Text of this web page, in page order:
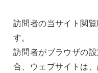
訪問者の当サイト閲
す。
訪問者がブラウザの
合、ウェブサイトは